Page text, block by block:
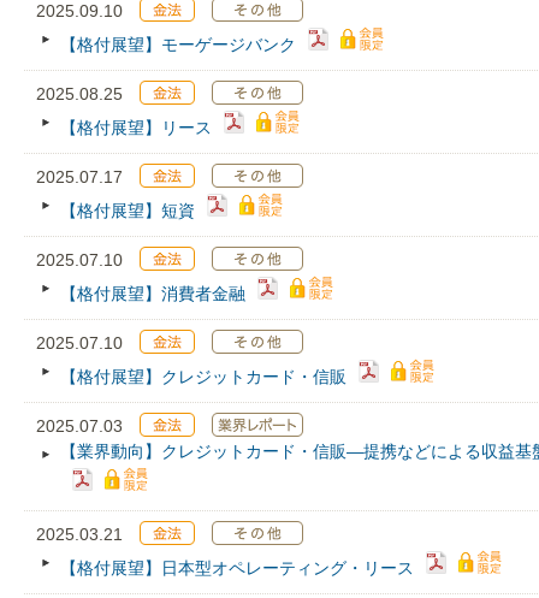
2025.09.10
【格付展望】モーゲージバンク
2025.08.25
【格付展望】リース
2025.07.17
【格付展望】短資
2025.07.10
【格付展望】消費者金融
2025.07.10
【格付展望】クレジットカード・信販
2025.07.03
【業界動向】クレジットカード・信販―提携などによる収益
2025.03.21
【格付展望】日本型オペレーティング・リース